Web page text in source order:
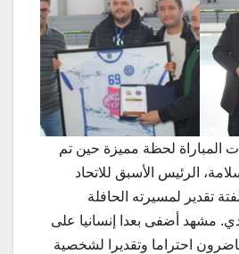
المباراة لحظة مميزة حين تم
الرئيس الأسبق للاتحاد
تقدير لمسيرته الحافلة
مشهد أضفى بعدا إنسانيا على
احتراما وتقديرا لشخصية